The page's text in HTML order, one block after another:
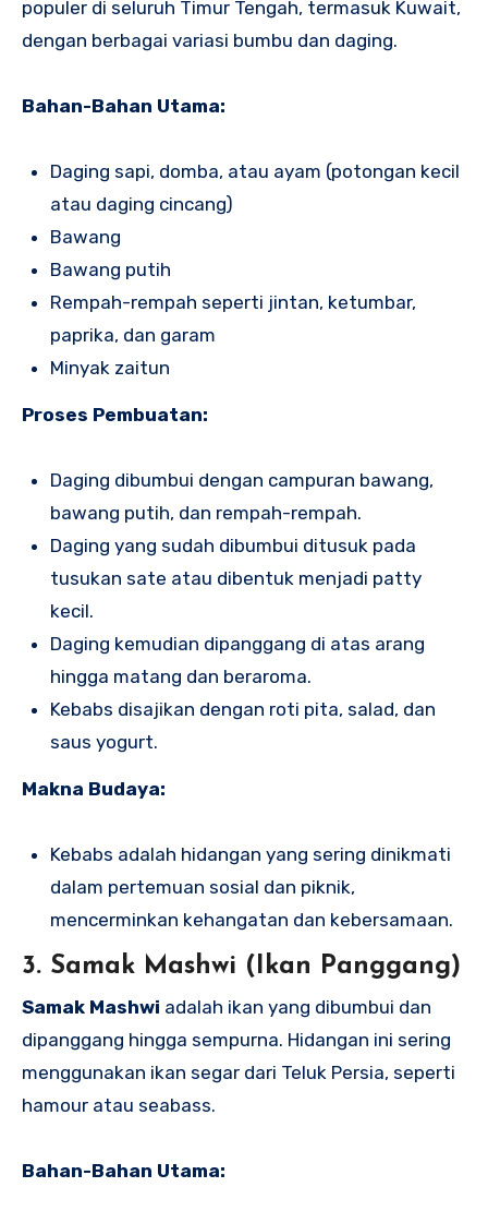
populer di seluruh Timur Tengah, termasuk Kuwait,
dengan berbagai variasi bumbu dan daging.
Bahan-Bahan Utama:
Daging sapi, domba, atau ayam (potongan kecil
atau daging cincang)
Bawang
Bawang putih
Rempah-rempah seperti jintan, ketumbar,
paprika, dan garam
Minyak zaitun
Proses Pembuatan:
Daging dibumbui dengan campuran bawang,
bawang putih, dan rempah-rempah.
Daging yang sudah dibumbui ditusuk pada
tusukan sate atau dibentuk menjadi patty
kecil.
Daging kemudian dipanggang di atas arang
hingga matang dan beraroma.
Kebabs disajikan dengan roti pita, salad, dan
saus yogurt.
Makna Budaya:
Kebabs adalah hidangan yang sering dinikmati
dalam pertemuan sosial dan piknik,
mencerminkan kehangatan dan kebersamaan.
3. Samak Mashwi (Ikan Panggang)
Samak Mashwi adalah ikan yang dibumbui dan
dipanggang hingga sempurna. Hidangan ini sering
menggunakan ikan segar dari Teluk Persia, seperti
hamour atau seabass.
Bahan-Bahan Utama: